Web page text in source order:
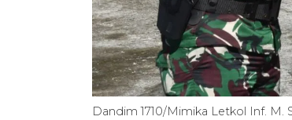
Dandim 1710/Mimika Letkol Inf. M.